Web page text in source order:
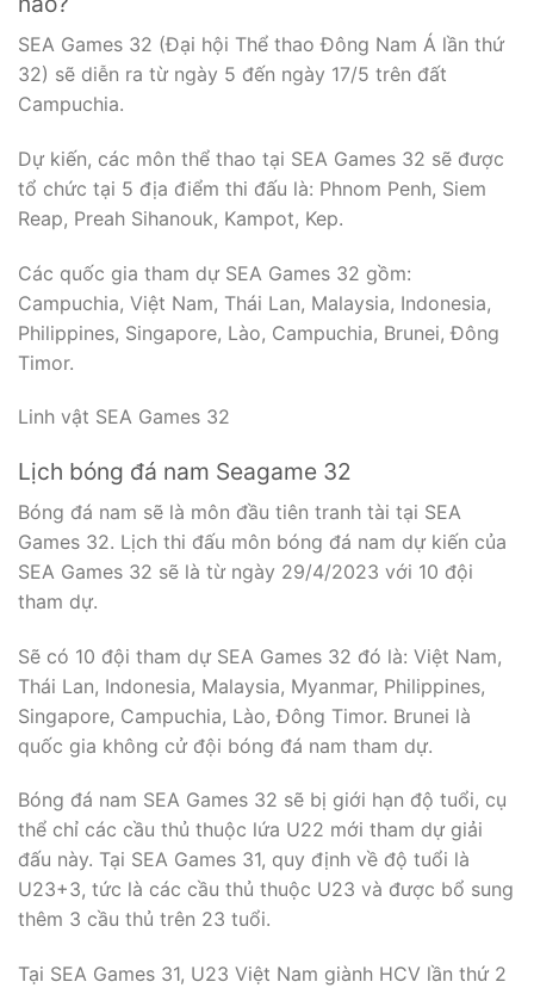
SEA Games 32 (Đại hội Thể thao Đông Nam Á lần thứ
32) sẽ diễn ra từ ngày 5 đến ngày 17/5 trên đất
Campuchia.
Dự kiến, các môn thể thao tại SEA Games 32 sẽ được
tổ chức tại 5 địa điểm thi đấu là: Phnom Penh, Siem
Reap, Preah Sihanouk, Kampot, Kep.
Các quốc gia tham dự SEA Games 32 gồm:
Campuchia, Việt Nam, Thái Lan, Malaysia, Indonesia,
Philippines, Singapore, Lào, Campuchia, Brunei, Đông
Timor.
Linh vật SEA Games 32
Lịch bóng đá nam Seagame 32
Bóng đá nam sẽ là môn đầu tiên tranh tài tại SEA
Games 32. Lịch thi đấu môn bóng đá nam dự kiến của
SEA Games 32 sẽ là từ ngày 29/4/2023 với 10 đội
tham dự.
Sẽ có 10 đội tham dự SEA Games 32 đó là: Việt Nam,
Thái Lan, Indonesia, Malaysia, Myanmar, Philippines,
Singapore, Campuchia, Lào, Đông Timor. Brunei là
quốc gia không cử đội bóng đá nam tham dự.
Bóng đá nam SEA Games 32 sẽ bị giới hạn độ tuổi, cụ
thể chỉ các cầu thủ thuộc lứa U22 mới tham dự giải
đấu này. Tại SEA Games 31, quy định về độ tuổi là
U23+3, tức là các cầu thủ thuộc U23 và được bổ sung
thêm 3 cầu thủ trên 23 tuổi.
Tại SEA Games 31, U23 Việt Nam giành HCV lần thứ 2